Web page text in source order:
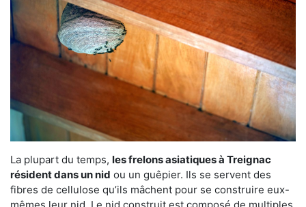
La plupart du temps, les frelons asiatiques à Treignac
résident dans un nid ou un guêpier. Ils se servent des
fibres de cellulose qu’ils mâchent pour se construire eux-